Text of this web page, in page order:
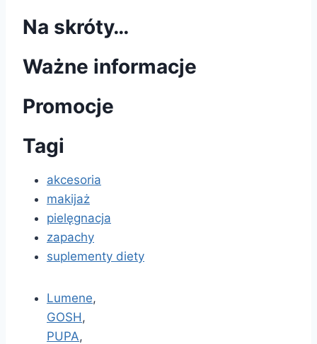
Na skróty…
Ważne informacje
Promocje
Tagi
akcesoria
makijaż
pielęgnacja
zapachy
suplementy diety
Lumene,
GOSH,
PUPA,